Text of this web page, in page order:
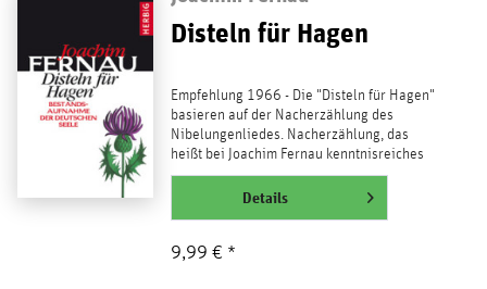
Disteln für Hagen
Empfehlung 1966 - Die "Disteln für Hagen"
basieren auf der Nacherzählung des
Nibelungenliedes. Nacherzählung, das
heißt bei Joachim Fernau kenntnisreiches
Einsteigen in die...
weiterlesenDetails
9,99 € *